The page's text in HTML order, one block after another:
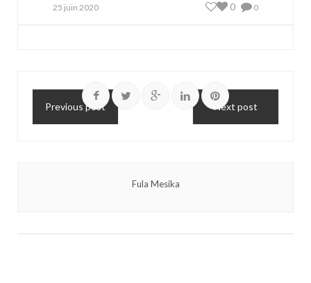
25 juin 2020 0
0
Previous post Next post
Fula Mesika